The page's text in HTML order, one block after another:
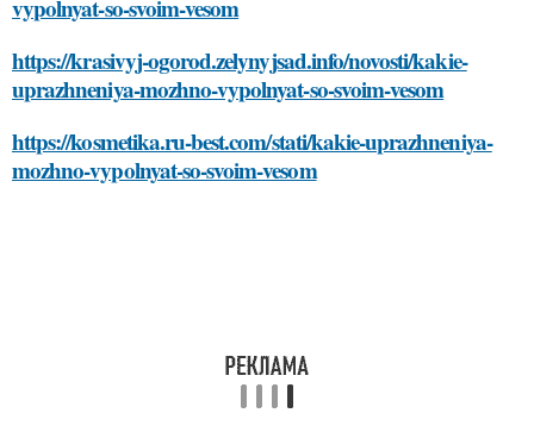
vypolnyat-so-svoim-vesom
https://krasivyj-ogorod.zelynyjsad.info/novosti/kakie-
uprazhneniya-mozhno-vypolnyat-so-svoim-vesom
https://kosmetika.ru-best.com/stati/kakie-uprazhneniya-
mozhno-vypolnyat-so-svoim-vesom